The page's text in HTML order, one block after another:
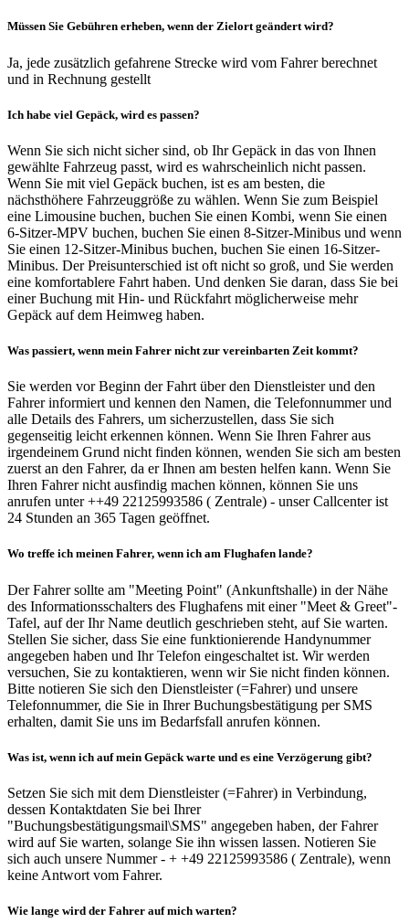
Müssen Sie Gebühren erheben, wenn der Zielort geändert wird?
Ja, jede zusätzlich gefahrene Strecke wird vom Fahrer berechnet
und in Rechnung gestellt
Ich habe viel Gepäck, wird es passen?
Wenn Sie sich nicht sicher sind, ob Ihr Gepäck in das von Ihnen
gewählte Fahrzeug passt, wird es wahrscheinlich nicht passen.
Wenn Sie mit viel Gepäck buchen, ist es am besten, die
nächsthöhere Fahrzeuggröße zu wählen. Wenn Sie zum Beispiel
eine Limousine buchen, buchen Sie einen Kombi, wenn Sie einen
6-Sitzer-MPV buchen, buchen Sie einen 8-Sitzer-Minibus und wenn
Sie einen 12-Sitzer-Minibus buchen, buchen Sie einen 16-Sitzer-
Minibus. Der Preisunterschied ist oft nicht so groß, und Sie werden
eine komfortablere Fahrt haben. Und denken Sie daran, dass Sie bei
einer Buchung mit Hin- und Rückfahrt möglicherweise mehr
Gepäck auf dem Heimweg haben.
Was passiert, wenn mein Fahrer nicht zur vereinbarten Zeit kommt?
Sie werden vor Beginn der Fahrt über den Dienstleister und den
Fahrer informiert und kennen den Namen, die Telefonnummer und
alle Details des Fahrers, um sicherzustellen, dass Sie sich
gegenseitig leicht erkennen können. Wenn Sie Ihren Fahrer aus
irgendeinem Grund nicht finden können, wenden Sie sich am besten
zuerst an den Fahrer, da er Ihnen am besten helfen kann. Wenn Sie
Ihren Fahrer nicht ausfindig machen können, können Sie uns
anrufen unter ++49 22125993586 ( Zentrale) - unser Callcenter ist
24 Stunden an 365 Tagen geöffnet.
Wo treffe ich meinen Fahrer, wenn ich am Flughafen lande?
Der Fahrer sollte am "Meeting Point" (Ankunftshalle) in der Nähe
des Informationsschalters des Flughafens mit einer "Meet & Greet"-
Tafel, auf der Ihr Name deutlich geschrieben steht, auf Sie warten.
Stellen Sie sicher, dass Sie eine funktionierende Handynummer
angegeben haben und Ihr Telefon eingeschaltet ist. Wir werden
versuchen, Sie zu kontaktieren, wenn wir Sie nicht finden können.
Bitte notieren Sie sich den Dienstleister (=Fahrer) und unsere
Telefonnummer, die Sie in Ihrer Buchungsbestätigung per SMS
erhalten, damit Sie uns im Bedarfsfall anrufen können.
Was ist, wenn ich auf mein Gepäck warte und es eine Verzögerung gibt?
Setzen Sie sich mit dem Dienstleister (=Fahrer) in Verbindung,
dessen Kontaktdaten Sie bei Ihrer
"Buchungsbestätigungsmail\SMS" angegeben haben, der Fahrer
wird auf Sie warten, solange Sie ihn wissen lassen. Notieren Sie
sich auch unsere Nummer - + +49 22125993586 ( Zentrale), wenn
keine Antwort vom Fahrer.
Wie lange wird der Fahrer auf mich warten?